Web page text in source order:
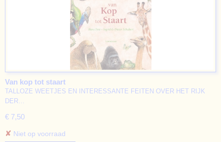
Van kop tot staart
TALLOZE WEETJES EN INTERESSANTE FEITEN OVER HET RIJK
DER…
€ 7,50
✘ Niet op voorraad